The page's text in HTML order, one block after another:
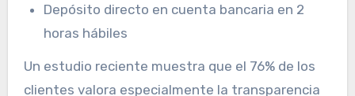
Depósito directo en cuenta bancaria en 2
horas hábiles
Un estudio reciente muestra que el 76% de los
clientes valora especialmente la transparencia